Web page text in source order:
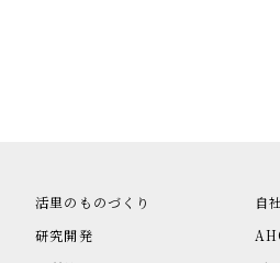
活里のものづくり
研究開発
自